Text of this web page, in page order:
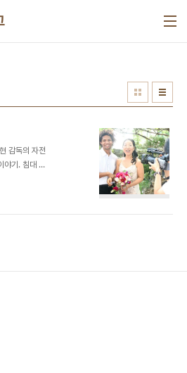
감독의 자전
야기. 침대 위
감독은 카메
그러므로 이